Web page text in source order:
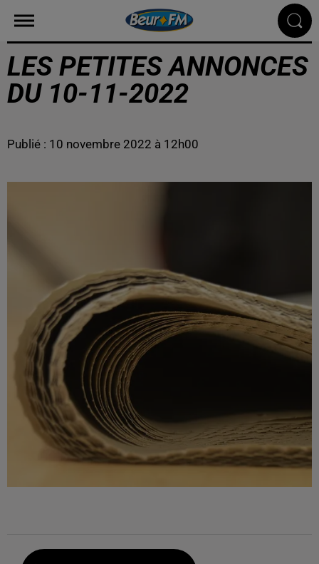
LES PETITES ANNONCES
DU 10-11-2022
Publié : 10 novembre 2022 à 12h00